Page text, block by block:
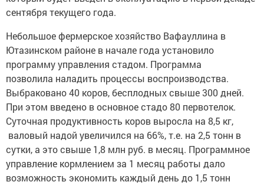
сентября текущего года.
Небольшое фермерское хозяйство Вафауллина в
Ютазинском районе в начале года установило
программу управления стадом. Программа
позволила наладить процессы воспроизводства.
Выбраковано 40 коров, бесплодных свыше 300 дней.
При этом введено в основное стадо 80 первотелок.
Суточная продуктивность коров выросла на 8,5 кг,
валовый надой увеличился на 66%, т.е. на 2,5 тонн в
сутки, а это свыше 1,8 млн руб. в месяц. Программное
управление кормлением за 1 месяц работы дало
возможность экономить каждый день до 1,5 тонн